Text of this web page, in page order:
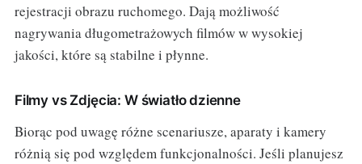
rejestracji obrazu ruchomego. Dają możliwość
nagrywania długometrażowych filmów w wysokiej
jakości, które są stabilne i płynne.
Filmy vs Zdjęcia: W światło dzienne
Biorąc pod uwagę różne scenariusze, aparaty i kamery
różnią się pod względem funkcjonalności. Jeśli planujesz